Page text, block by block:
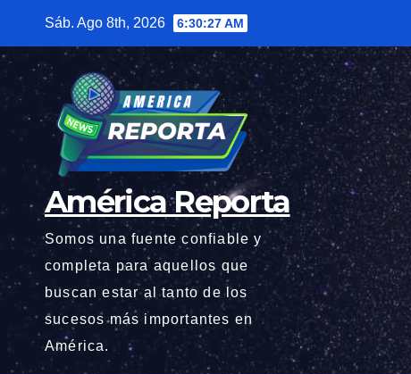
contenido
Sáb. Ago 8th, 2026 6:30:29 AM
América Reporta
Somos una fuente confiable y
completa para aquellos que
buscan estar al tanto de los
sucesos más importantes en
América.